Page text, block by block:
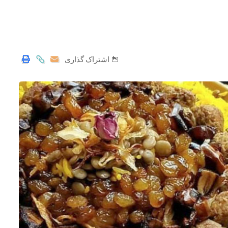
اشتراک گذاری